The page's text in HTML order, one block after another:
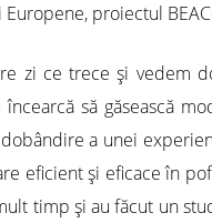
proiectul
zi ce trece şi vedem
să găsească
a unei
eficient şi eficace în
timp şi au făcut un